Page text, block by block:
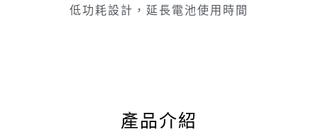
低功耗設計，延長電池使用時間
產品介紹